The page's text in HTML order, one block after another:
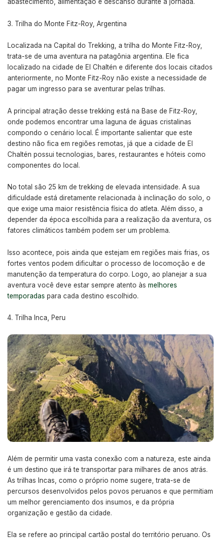
Trilha do Monte Fitz-Roy, Argentina
Localizada na Capital do Trekking, a trilha do Monte Fitz-Roy,
trata-se de uma aventura na patagônia argentina. Ele fica
localizado na cidade de El Chaltén e diferente dos locais citados
anteriormente, no Monte Fitz-Roy não existe a necessidade de
pagar um ingresso para se aventurar pelas trilhas.
A principal atração desse trekking está na Base de Fitz-Roy,
onde podemos encontrar uma laguna de águas cristalinas
compondo o cenário local. É importante salientar que este
destino não fica em regiões remotas, já que a cidade de El
Chaltén possui tecnologias, bares, restaurantes e hóteis como
componentes do local.
No total são 25 km de trekking de elevada intensidade. A sua
dificuldade está diretamente relacionada à inclinação do solo, o
que exige uma maior resistência física do atleta. Além disso, a
depender da época escolhida para a realização da aventura, os
fatores climáticos também podem ser um problema.
Isso acontece, pois ainda que estejam em regiões mais frias, os
fortes ventos podem dificultar o processo de locomoção e de
manutenção da temperatura do corpo. Logo, ao planejar a sua
aventura você deve estar sempre atento às melhores
temporadas para cada destino escolhido.
Trilha Inca, Peru
Além de permitir uma vasta conexão com a natureza, este ainda
é um destino que irá te transportar para milhares de anos atrás.
As trilhas Incas, como o próprio nome sugere, trata-se de
percursos desenvolvidos pelos povos peruanos e que permitiam
um melhor gerenciamento dos insumos, e da própria
organização e gestão da cidade.
Ela se refere ao principal cartão postal do território peruano. Os